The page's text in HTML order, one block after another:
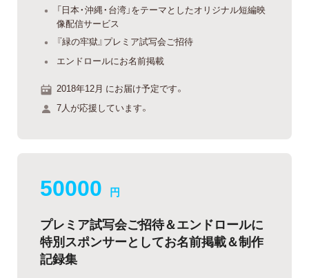
「日本・沖縄・台湾」をテーマとしたオリジナル短編映
像配信サービス
『緑の牢獄』プレミア試写会ご招待
エンドロールにお名前掲載
2018年12月 にお届け予定です。
7人が応援しています。
50000 円
プレミア試写会ご招待＆エンドロールに
特別スポンサーとしてお名前掲載＆制作
記録集